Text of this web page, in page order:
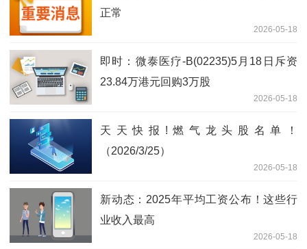
正常
2026-05-18
即时：微泰医疗-B(02235)5月18日斥资
23.84万港元回购3万股
2026-05-18
天天快报!燃气龙头股名单！
（2026/3/25）
2026-05-18
新动态：2025年平均工资公布！这些行
业收入最高
2026-05-18